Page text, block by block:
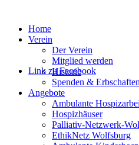
Link zu Facebook
Home
Verein
Der Verein
Mitglied werden
Historie
Spenden & Erbschaften
Angebote
Ambulante
Hospizhäuser
Palliativ-Netzwerk-
EthikNetz Wolfsburg